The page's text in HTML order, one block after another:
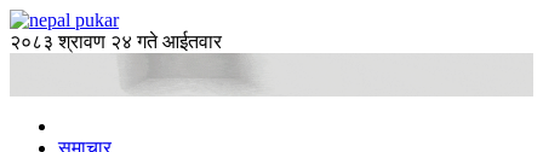
२०८३ श्रावण २४ गते आईतवार
समाचार